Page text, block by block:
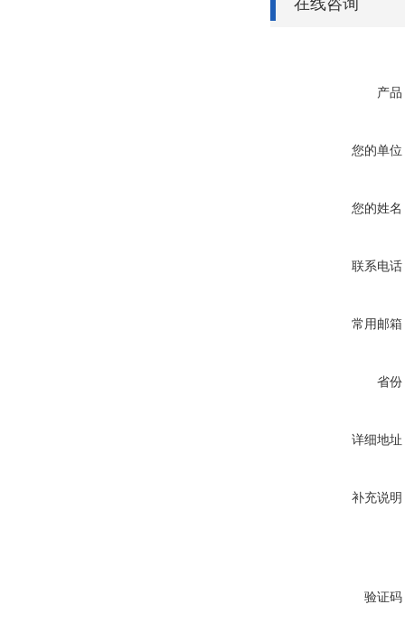
在线咨询
产品
您的单位
您的姓名
联系电话
常用邮箱
省份
详细地址
补充说明
验证码